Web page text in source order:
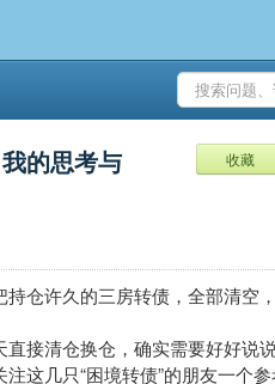
的思考与
收藏
仓许久的三房转债，全部清空
接清仓换仓，确实需要好好说
这几只“困境转债”的朋友一个